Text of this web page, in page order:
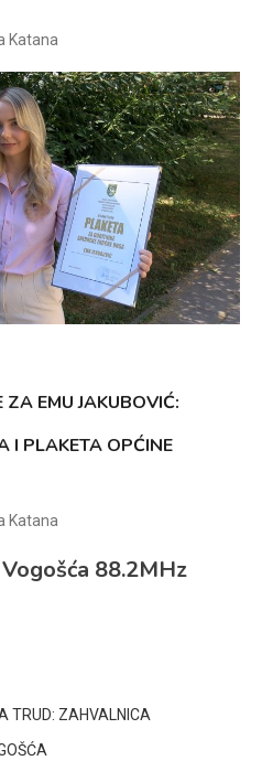
Katana
EMU JAKUBOVIĆ:
I PLAKETA OPĆINE
Katana
88.2MHz
TRUD: ZAHVALNICA